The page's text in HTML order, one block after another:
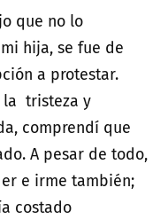
que no lo
hija, se fue de
a protestar.
la tristeza y
comprendí que
A pesar de todo,
e irme también;
costado